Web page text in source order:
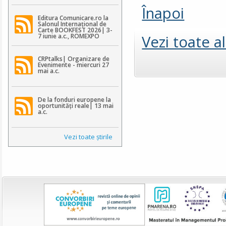
Editura Comunicare.ro la
Salonul Internațional de
Carte BOOKFEST 2026| 3-
7 iunie a.c., ROMEXPO
CRPtalks| Organizare de
Evenimente - miercuri 27
mai a.c.
De la fonduri europene la
oportunități reale| 13 mai
a.c.
Vezi toate ştirile
Înapoi
Vezi toate